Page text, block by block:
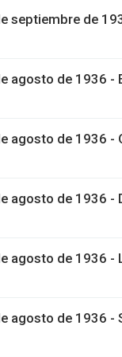
septiembre de
agosto de 1936 -
agosto de 1936 -
agosto de 1936 -
agosto de 1936 -
agosto de 1936 -